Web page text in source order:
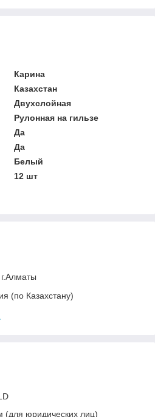
Карина
Казахстан
Двухслойная
Рулонная на гильзе
Да
Да
Белый
12 шт
(по Казахстану)
(для юридических лиц)